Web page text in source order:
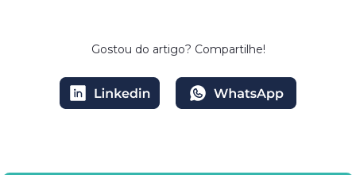
Gostou do artigo? Compartilhe!